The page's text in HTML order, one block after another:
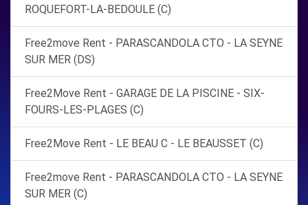
ROQUEFORT-LA-BEDOULE (C)
Free2move Rent - PARASCANDOLA CTO - LA SEYNE
SUR MER (DS)
Free2Move Rent - GARAGE DE LA PISCINE - SIX-
FOURS-LES-PLAGES (C)
Free2Move Rent - LE BEAU C - LE BEAUSSET (C)
Free2move Rent - PARASCANDOLA CTO - LA SEYNE
SUR MER (C)